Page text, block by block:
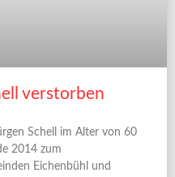
verstorben
Schell im Alter von 60
2014 zum
Eichenbühl und